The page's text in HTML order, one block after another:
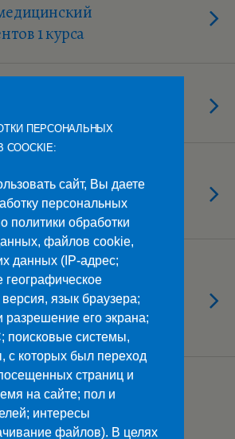
1 курса
отца, мир
ребенка
Школы
мастерства
Еще Из Этой Категории…
ПЕРСОНАЛЬНЫХ
сайт, Вы даете
персональных
политики обработки
файлов cookie,
данных (IP-адрес;
географическое
язык браузера;
разрешение его экрана;
поисковые системы,
с которых был переход
страниц и
на сайте; пол и
интересы
файлов). В целях